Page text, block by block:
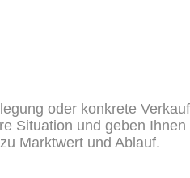
oder konkrete
Situation und geben
Marktwert und Ablauf.